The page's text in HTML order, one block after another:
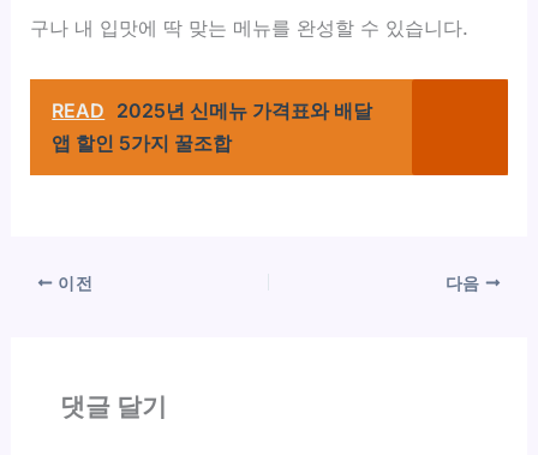
구나 내 입맛에 딱 맞는 메뉴를 완성할 수 있습니다.
READ 2025년 신메뉴 가격표와 배달
앱 할인 5가지 꿀조합
이전 다음
댓글 달기